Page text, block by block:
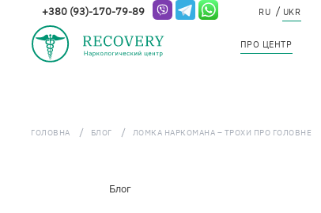
+380 (93)-170-79-89
ПРО ЦЕНТР
ГОЛОВНА БЛОГ ЛОМКА НАРКОМАНА – ТРОХИ ПРО ГОЛОВНЕ
blog
Блог